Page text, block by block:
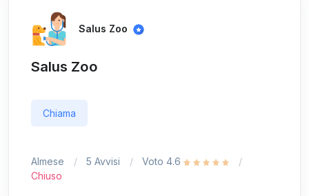
Salus Zoo
Salus Zoo
Chiama
Almese 5 Avvisi
Voto 4.6
Chiuso